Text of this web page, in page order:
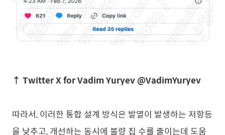
↑ Twitter X for Vadim Yuryev @VadimYuryev
따라서, 이러한 통합 설계 방식은 발열이 발생하는 저항등
을 낮추고, 개선하는 동시에 불량 칩 수를 줄이는데 도움